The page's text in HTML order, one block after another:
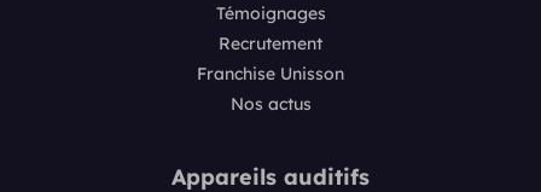
Témoignages
Recrutement
Franchise Unisson
Nos actus
Appareils auditifs